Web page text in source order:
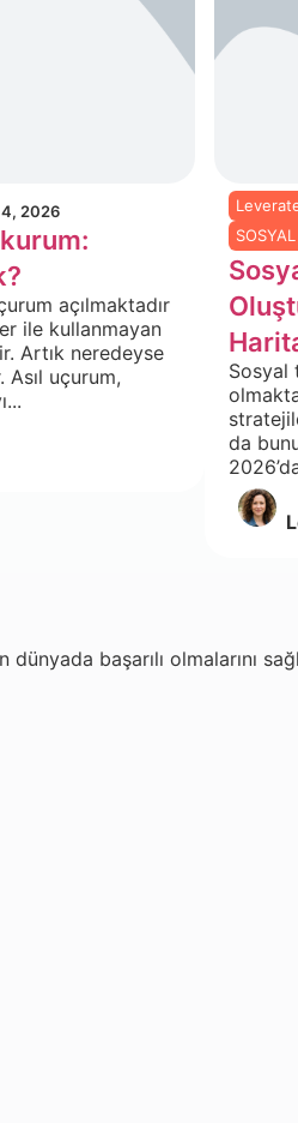
2026
açılmaktadır
ile kullanmayan
Artık neredeyse
uçurum,
Sosyal
da
başarılı olmalarını